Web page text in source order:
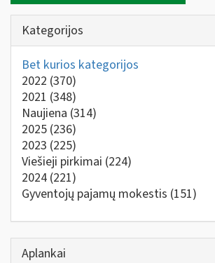
Kategorijos
Bet kurios kategorijos
2022 (370)
2021 (348)
Naujiena (314)
2025 (236)
2023 (225)
Viešieji pirkimai (224)
2024 (221)
Gyventojų pajamų mokestis (151)
Aplankai